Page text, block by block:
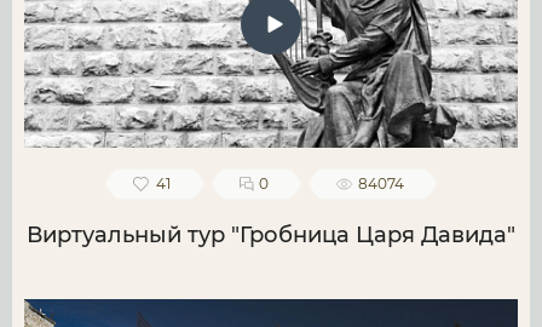
41 0 84074
Виртуальный тур "Гробница Царя Давида"